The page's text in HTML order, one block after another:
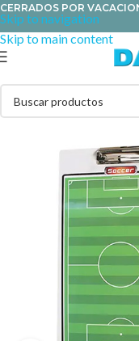
Skip to navigation
Skip to main content
CERRADOS POR